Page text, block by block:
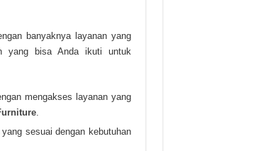
banyaknya layanan yang
yang bisa Anda ikuti untuk
mengakses layanan yang
.
sesuai dengan kebutuhan